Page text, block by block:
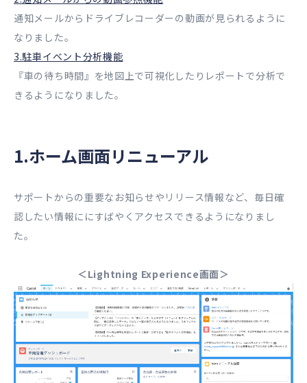
通知メールからドライブレコーダーの動画が見られるように
なりました。
3.駐車イベント分析機能
『車の待ち時間』を地図上で可視化したりレポートで分析で
きるようになりました。
1.ホーム画面リニューアル
サポートからの重要なお知らせやリリース情報など、毎日確
認したい情報ににすばやくアクセスできるようになりまし
た。
＜Lightning Experience画面＞